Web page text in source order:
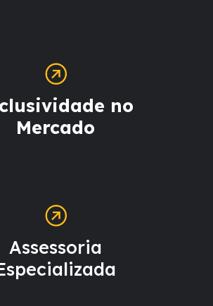
no
Mercado
Assessoria